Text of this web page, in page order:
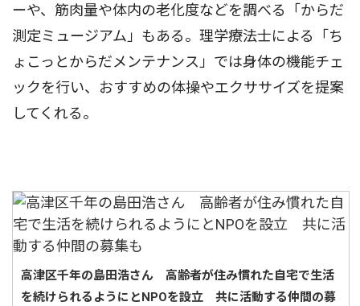
ーや、筋肉量や体内の老化度などを調べる「からだ
測定ミュージアム」もある。理学療法士による「ち
ょこっとからだメンテナンス」では身体の機能チェ
ックを行い、おすすめの体操やエクササイズを提案
してくれる。
高津区千年の島田浩さん 高齢者が住み慣れた自宅で生活
を続けられるようにとNPOを設立 共に活動する仲間の募